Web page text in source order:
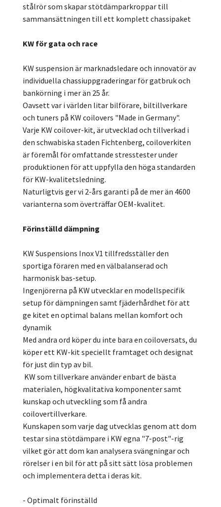
stålrör som skapar stötdämparkroppar till
sammansättningen till ett komplett chassipaket
KW för gata och race
KW suspension är marknadsledare och innovatör av
individuella chassiuppgraderingar för gatbruk och
bankörning i mer än 25 år.
Oavsett var i världen litar bilförare, biltillverkare
och tuners på KW coilovers "Made in Germany".
Varje KW coilover-kit, är utvecklad och tillverkad i
den schwabiska staden Fichtenberg, coiloverkiten
är föremål för omfattande stresstester under
produktionen för att uppfylla den höga standarden
för KW-kvalitetsledning.
Naturligtvis ger vi 2-års garanti på de mer än 4600
varianterna som överträffar OEM-kvalitet.
Förinställd dämpning
KW Suspensions Inox V1 tillfredsställer den
sportiga föraren med en välbalanserad och
harmonisk bas-setup.
Ingenjörerna på KW utvecklar en modellspecifik
setup för dämpningen samt fjäderhårdhet för att
ge kitet en optimal balans mellan komfort och
dynamik
Med andra ord köper du inte bara en coiloversats, du
köper ett KW-kit speciellt framtaget och designat
för just din typ av bil.
KW som tillverkare använder enbart de bästa
materialen, högkvalitativa komponenter samt
kunskap och utveckling som få andra
coilovertillverkare.
Kunskapen som varje dag utvecklas genom att dom
testar sina stötdämpare i KW egna "7-post"-rig
vilket gör att dom kan analysera svängningar och
rörelser i en bil för att på sitt sätt lösa problemen
och implementera detta i deras kit.
- Optimalt förinställd